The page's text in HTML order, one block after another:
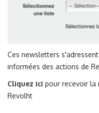
Ces newsletters
informées des actions de
Cliquez ici pour recevoir la
Revolht